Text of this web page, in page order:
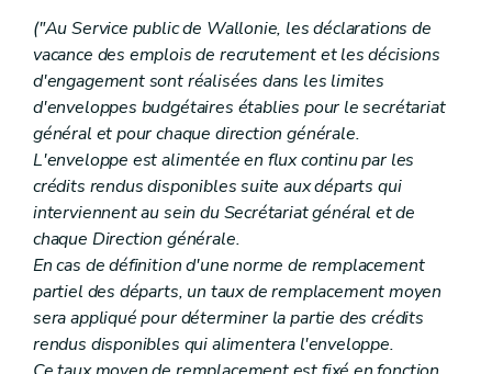
Section première Dispositions générales
Art. 405
Art. 406
Art. 407
Art. 408
Art. 409
Art. 410
Art. 410
bis
Art. 411
Art. 412
Art.412bis
SectionI bis.
Du contrôle des absences pour maladie
Art.413
Art.413/1
Art.413bis
Art.413bis/1
Art. 413bis/2
("Au Service public de Wallonie, les déclarations de
vacance des emplois de recrutement et les décisions
d'engagement sont réalisées dans les limites
d'enveloppes budgétaires établies pour le secrétariat
général et pour chaque direction générale.
L'enveloppe est alimentée en flux continu par les
crédits rendus disponibles suite aux départs qui
interviennent au sein du Secrétariat général et de
chaque Direction générale.
En cas de définition d'une norme de remplacement
partiel des départs, un taux de remplacement moyen
sera appliqué pour déterminer la partie des crédits
rendus disponibles qui alimentera l'enveloppe.